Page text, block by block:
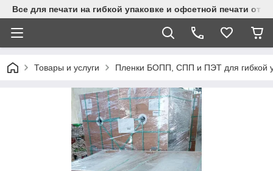
Все для печати на гибкой упаковке и офсетной печати от
Товары и услуги Пленки БОПП, СПП и ПЭТ для гибкой